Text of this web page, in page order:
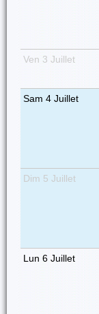
Ven 3 Juillet
Sam 4 Juillet
Dim 5 Juillet
Lun 6 Juillet